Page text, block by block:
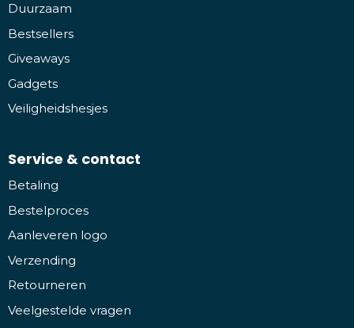
Duurzaam
Bestsellers
Giveaways
Gadgets
Veiligheidshesjes
Service & contact
Betaling
Bestelproces
Aanleveren logo
Verzending
Retourneren
Veelgestelde vragen